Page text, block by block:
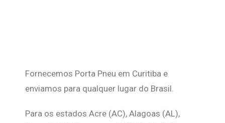
Fornecemos Porta Pneu em Curitiba e
enviamos para qualquer lugar do Brasil.
Para os estados Acre (AC), Alagoas (AL),